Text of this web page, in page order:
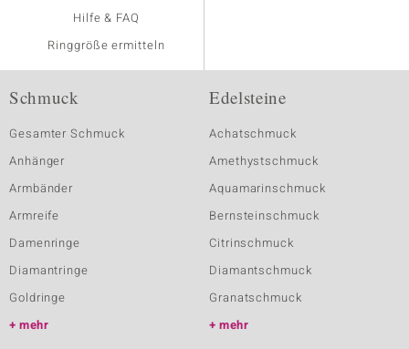
Hilfe & FAQ
Ringgröße ermitteln
Schmuck
Gesamter Schmuck
Anhänger
Armbänder
Armreife
Damenringe
Diamantringe
Goldringe
mehr
Edelsteine
Achatschmuck
Amethystschmuck
Aquamarinschmuck
Bernsteinschmuck
Citrinschmuck
Diamantschmuck
Granatschmuck
mehr